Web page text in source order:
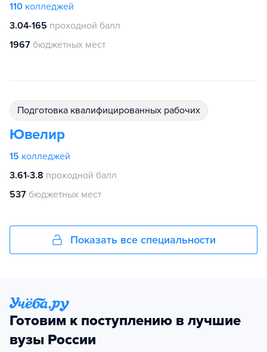
110 колледжей
3.04-165 проходной балл
1967 бюджетных мест
подготовка квалифицированных рабочих
Ювелир
15 колледжей
3.61-3.8 проходной балл
537 бюджетных мест
Показать все специальности
Готовим к поступлению в лучшие
вузы России